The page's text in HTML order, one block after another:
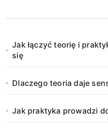
Jak łączyć teorię i
się
Dlaczego teoria daje
Jak praktyka prowadzi